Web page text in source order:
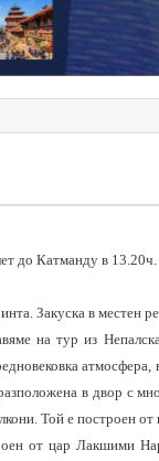
до Катманду в 13.20ч.
Закуска в местен
на тур из
в двор с
Той е построен
от цар Лакшими